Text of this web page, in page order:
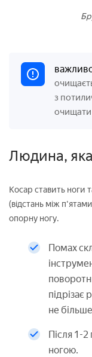
з
очищати
Людина,
Косар ставить ноги
(відстань між
опорну ногу.
Помах
не
Після 1-
ногою.